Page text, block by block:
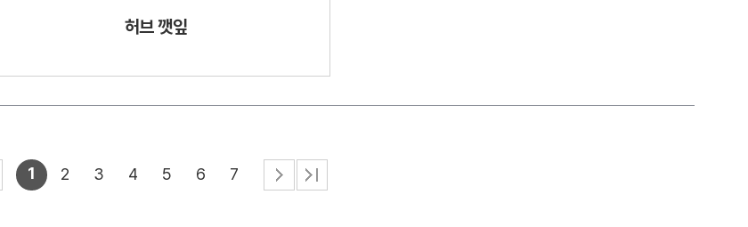
허브 깻잎
1 2 3 4 5 6 7